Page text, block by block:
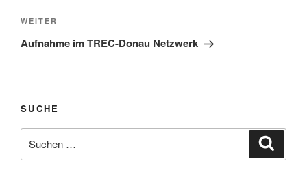
Nächster
Beitrag
WEITER
Aufnahme im TREC-Donau Netzwerk
SUCHE
nach: